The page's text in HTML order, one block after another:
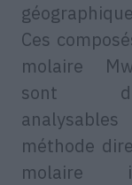
Ces
molaire
sont
méthode
molaire